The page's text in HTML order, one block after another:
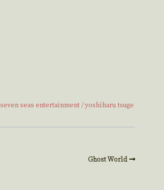
seven seas entertainment yoshiharu tsuge
Ghost World